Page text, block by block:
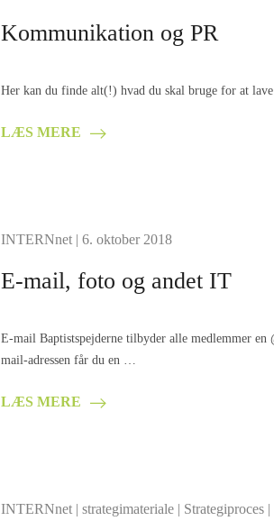
Kommunikation og PR
Her kan du finde alt(!) hvad du skal bruge for at
LÆS MERE
INTERNnet | 6. oktober 2018
E-mail, foto og andet IT
E-mail Baptistspejderne tilbyder alle medlemmer en
mail-adressen får du en …
LÆS MERE
INTERNnet | strategimateriale | Strategiproces